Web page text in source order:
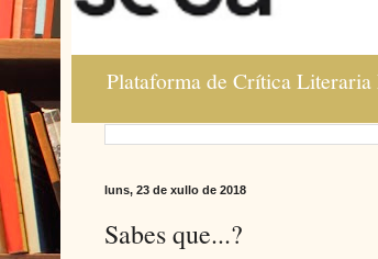
Plataforma de Crítica Literaria
luns, 23 de xullo de 2018
Sabes que...?